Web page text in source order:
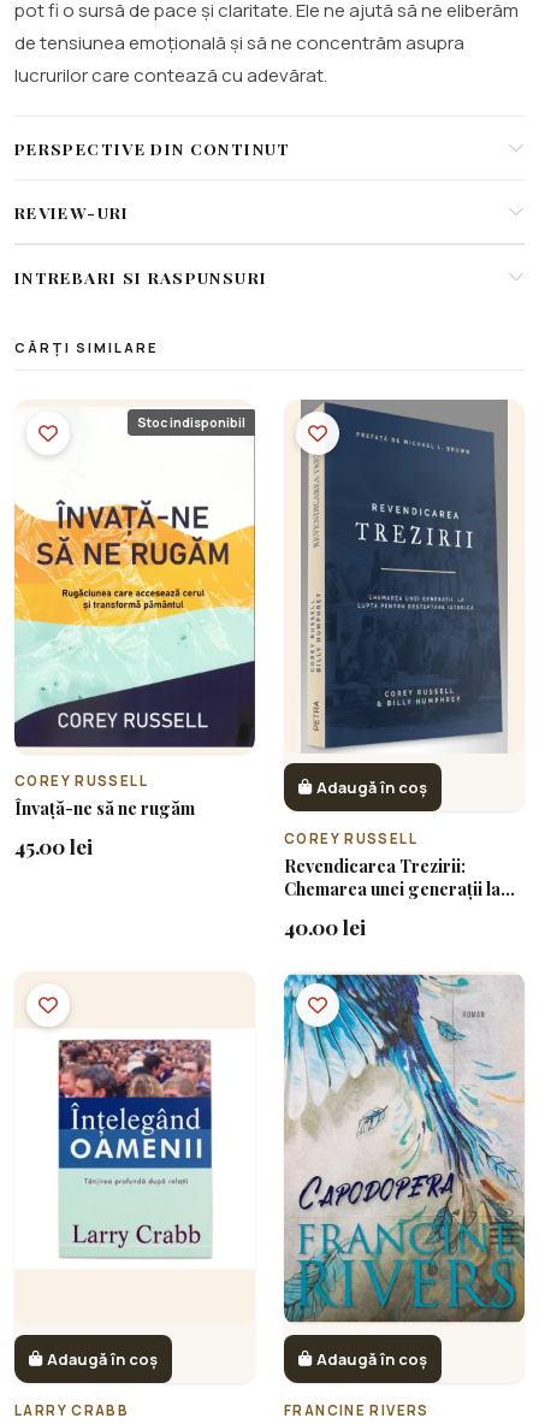
pot fi o sursă de pace și claritate. Ele ne ajută să ne eliberăm
de tensiunea emoțională și să ne concentrăm asupra
lucrurilor care contează cu adevărat.
PERSPECTIVE DIN CONTINUT
REVIEW-URI
INTREBARI SI RASPUNSURI
CĂRȚI SIMILARE
Stoc indisponibil
COREY RUSSELL
Învață-ne să ne rugăm
45.00 lei
Adaugă în coș
COREY RUSSELL
Revendicarea Trezirii:
Chemarea unei generații la
istorică
40.00 lei
Adaugă în coș
LARRY CRABB
Adaugă în coș
FRANCINE RIVERS